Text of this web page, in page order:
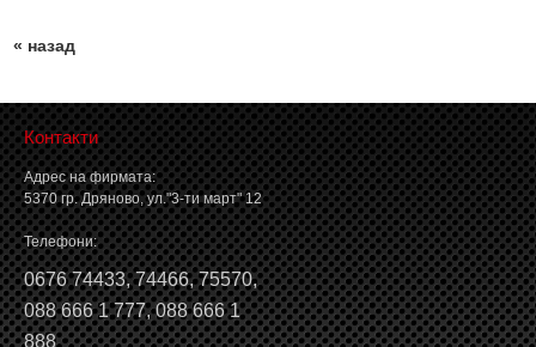
« назад
Контакти
Адрес на фирмата:
5370 гр. Дряново, ул."3-ти март" 12
Телефони:
0676 74433,74466,75570,
088 666 1 777,088 666 1
888